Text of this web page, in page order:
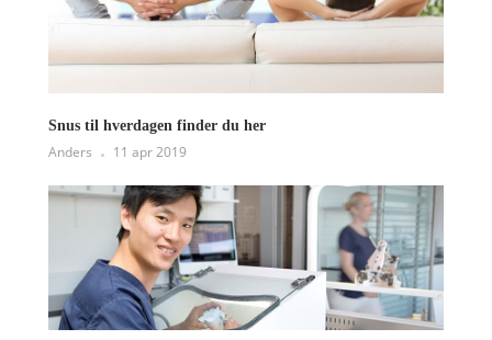
Snus til hverdagen finder du her
Anders 11 apr 2019